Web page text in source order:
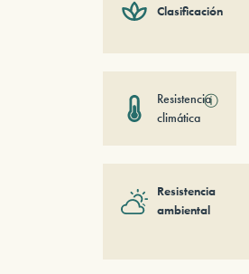
Clasificación
Resistencia
climática
ⓘ
Resistencia
ambiental